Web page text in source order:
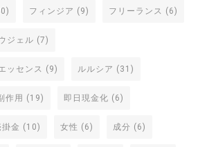
フィンジア (9) フリーランス (6)
ジェル (7)
ッセンス (9) ルルシア (31)
作用 (19) 即日現金化 (6)
掛金 (10) 女性 (6) 成分 (6)